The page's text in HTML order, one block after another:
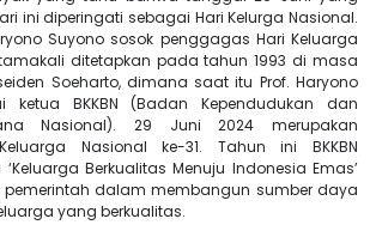
ini diperingati sebagai Hari Kelurga Nasional.
Suyono sosok penggagas Hari Keluarga
ditetapkan pada tahun 1993 di masa
Soeharto, dimana saat itu Prof. Haryono
ketua BKKBN (Badan Kependudukan dan
Nasional). 29 Juni 2024 merupakan
Nasional ke-31. Tahun ini BKKBN
Berkualitas Menuju Indonesia Emas’
dalam membangun sumber daya
yang berkualitas.